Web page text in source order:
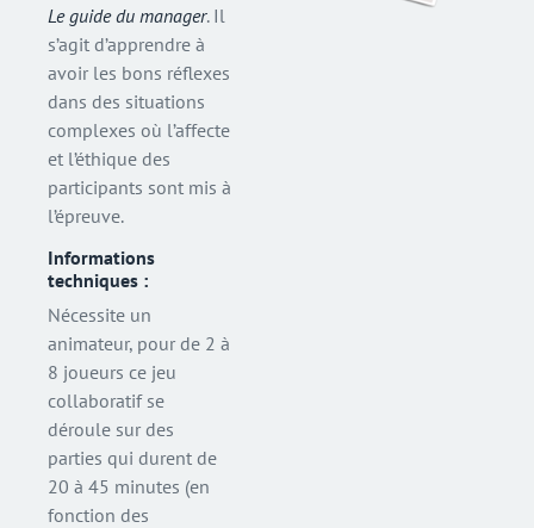
Le guide du manager. Il
s’agit d’apprendre à
avoir les bons réflexes
dans des situations
complexes où l’affecte
et l’éthique des
participants sont mis à
l’épreuve.
Informations
techniques :
Nécessite un
animateur, pour de 2 à
8 joueurs ce jeu
collaboratif se
déroule sur des
parties qui durent de
20 à 45 minutes (en
fonction des